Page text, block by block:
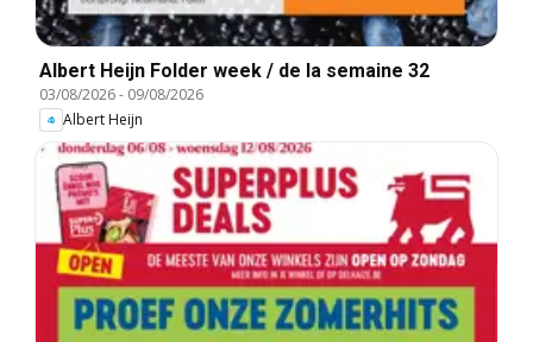
Albert Heijn Folder week / de la semaine 32
03/08/2026- 09/08/2026
Albert Heijn